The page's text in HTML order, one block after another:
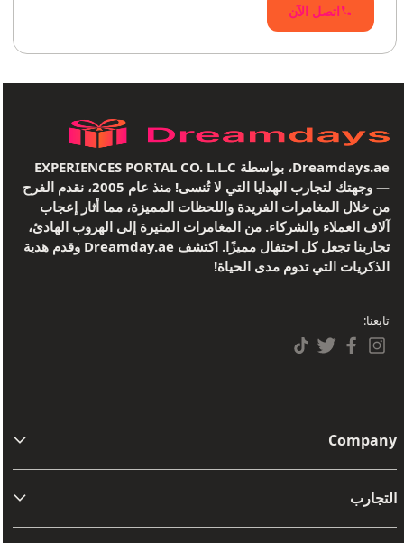
اتصل الآن
Dreamdays.ae، بواسطة EXPERIENCES PORTAL CO. L.L.C
— وجهتك لتجارب الهدايا التي لا تُنسى! منذ عام 2005، نقدم الفرح
من خلال المغامرات الفريدة واللحظات المميزة، مما أثار إعجاب
آلاف العملاء والشركاء. من المغامرات المثيرة إلى الهروب الهادئ،
تجاربنا تجعل كل احتفال مميزًا. اكتشف Dreamday.ae وقدم هدية
الذكريات التي تدوم مدى الحياة!
تابعنا:
Company
التجارب